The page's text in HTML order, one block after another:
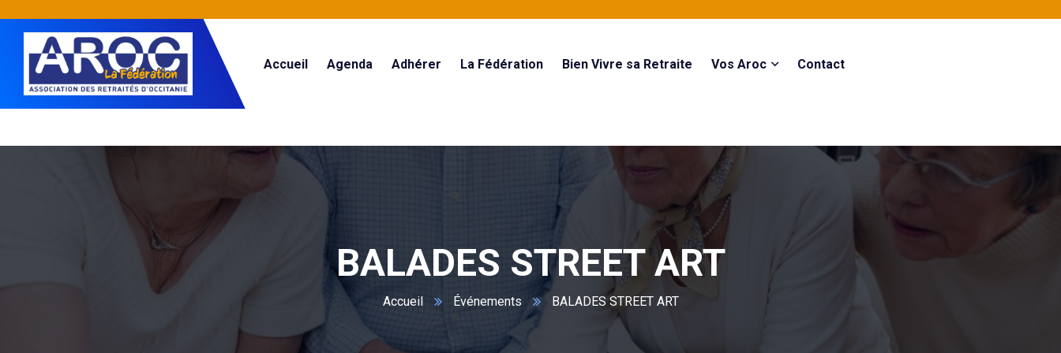
Accueil Agenda Adhérer La Fédération Bien Vivre sa Retraite Vos Aroc Contact
BALADES STREET ART
Accueil Événements BALADES STREET ART